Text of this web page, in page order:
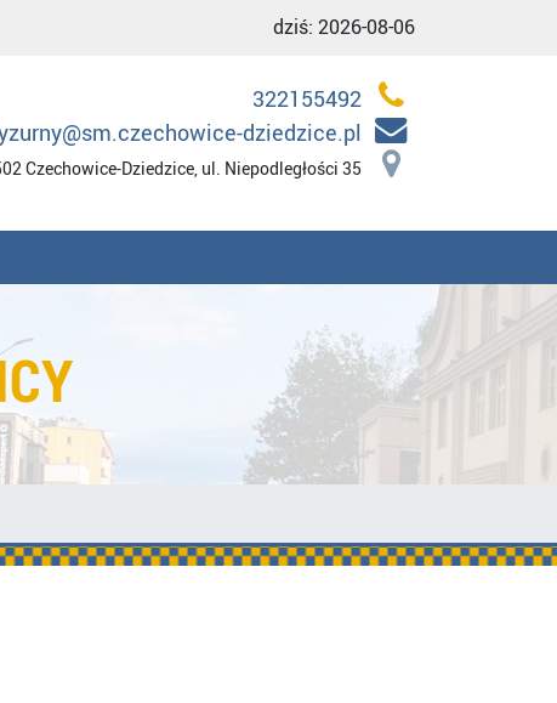
dziś: 2026-08-06
322155492
dziedzice.pl
Czechowice-Dziedzice, ul. Niepodległości 35